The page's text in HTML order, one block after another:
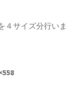
４サイズ分行いま